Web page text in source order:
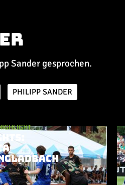
Sander gesprochen.
PHILIPP SANDER